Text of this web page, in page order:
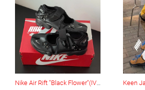
Nike Air Rift "Black Flower"(IV5682-001)